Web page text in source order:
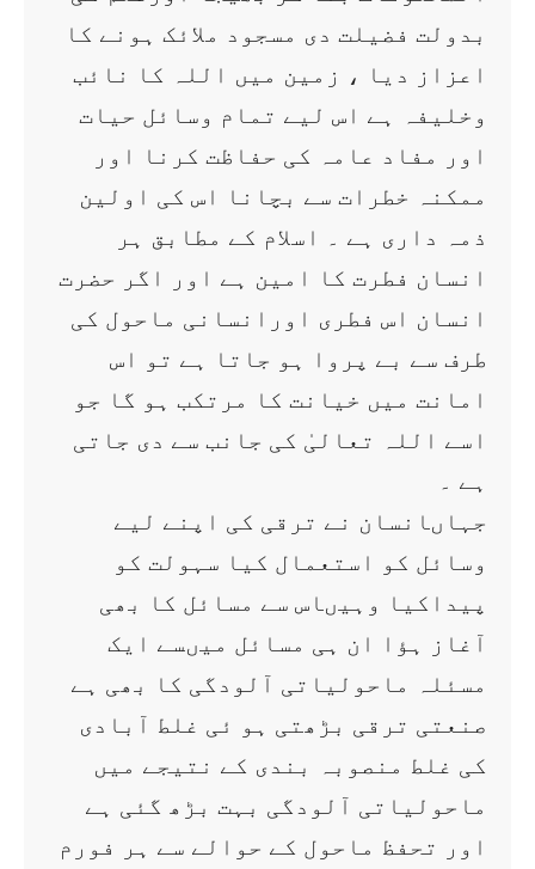
بدولت فضیلت دی مسجود ملائک ہونے کا
اعزاز دیا ، زمین میں اللہ کا نائب
وخلیفہ ہے اس لیے تمام وسائل حیات
اور مفاد عامہ کی حفاظت کرنا اور
ممکنہ خطرات سے بچانا اس کی اولین
ذمہ داری ہے ۔ اسلام کے مطابق ہر
انسان فطرت کا امین ہے اور اگر حضرت
انسان اس فطری اورانسانی ماحول کی
طرف سے بے پروا ہو جاتا ہے تو اس
امانت میں خیانت کا مرتکب ہو گا جو
اسے اللہ تعالیٰ کی جانب سے دی جاتی
ہے ۔
جہاںانسان نے ترقی کی اپنے لیے
وسائل کو استعمال کیا سہولت کو
پیداکیا وہیںاس سے مسائل کا بھی
آغاز ہؤا ان ہی مسائل میںسے ایک
مسئلہ ماحولیاتی آلودگی کا بھی ہے
صنعتی ترقی بڑھتی ہو ئی غلط آبادی
کی غلط منصوبہ بندی کے نتیجے میں
ماحولیاتی آلودگی بہت بڑھ گئی ہے
اور تحفظ ماحول کے حوالے سے ہر فورم